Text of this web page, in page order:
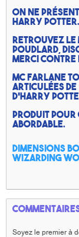
On ne
Harry Potter.
Retrouvez le
Poudlard,
merci contre
Mc Farlane
articulées de
d'Harry
Produit pour
abordable.
Dimensions
Wizarding
Soyez le premier à